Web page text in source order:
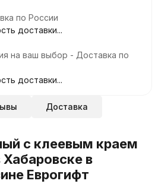
по России
доставки...
на ваш выбор - Доставка по
доставки...
Доставка
с клеевым краем
в
Еврогифт